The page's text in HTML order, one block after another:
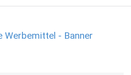
Werbemittel - Banner